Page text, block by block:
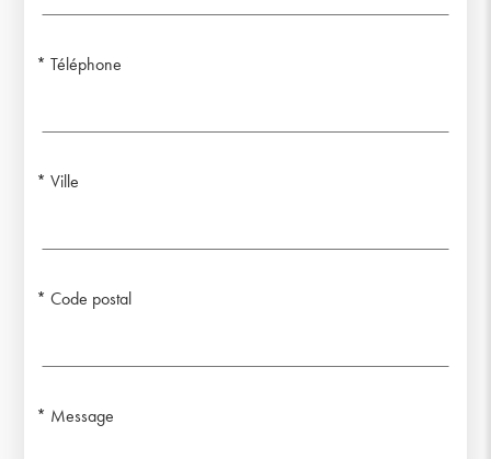
Téléphone
Ville
Code postal
Message